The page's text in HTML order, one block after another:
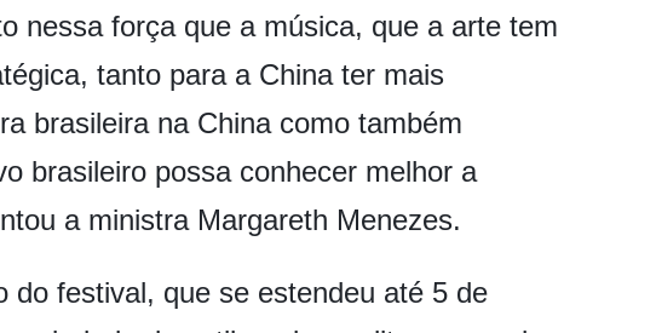
nessa força que a música, que a arte tem
tanto para a China ter mais
brasileira na China como também
brasileiro possa conhecer melhor a
a ministra Margareth Menezes.
do festival, que se estendeu até 5 de